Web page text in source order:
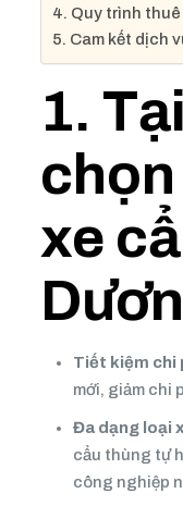
4. Quy trình
5. Cam kết dịch
1.
xe
Tiết kiệm chi
mới, giảm chi
Đa dạng loại
cẩu thùng tự
công nghiệp